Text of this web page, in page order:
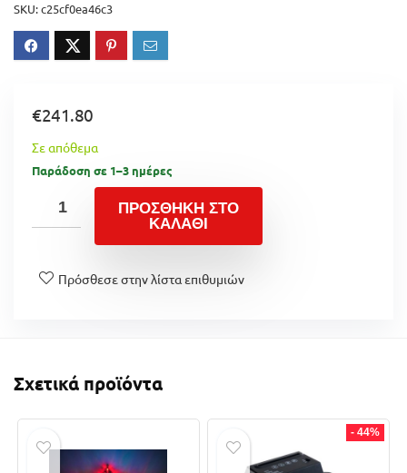
SKU:c25cf0ea46c3
€241.80
Σε απόθεμα
Παράδοση σε 1–3 ημέρες
ΠΡΟΣΘΉΚΗ ΣΤΟ
ΚΑΛΆΘΙ
Πρόσθεσε στην λίστα επιθυμιών
Σχετικά προϊόντα
- 44%